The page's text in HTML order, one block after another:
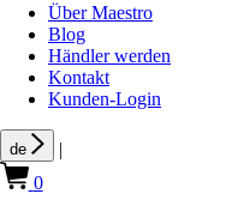
Über Maestro
Blog
Händler werden
Kontakt
Kunden-Login
de
|
0